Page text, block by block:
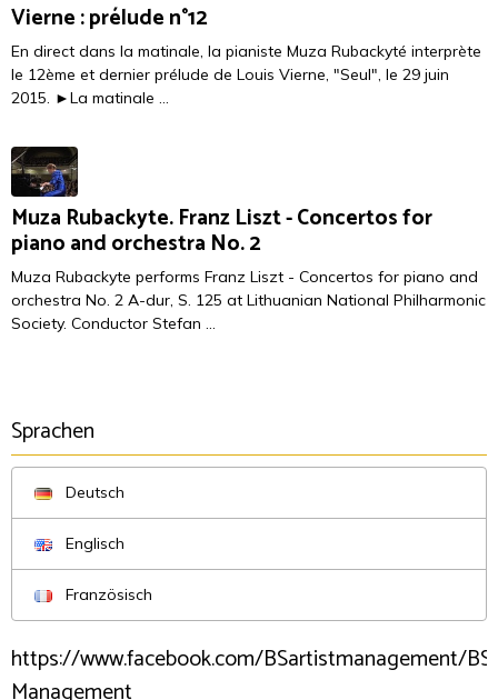
Vierne : prélude n°12
En direct dans la matinale, la pianiste Muza Rubackyté interprète
le 12ème et dernier prélude de Louis Vierne, "Seul", le 29 juin
2015. ►La matinale ...
Muza Rubackyte. Franz Liszt - Concertos for
piano and orchestra No. 2
Muza Rubackyte performs Franz Liszt - Concertos for piano and
orchestra No. 2 A-dur, S. 125 at Lithuanian National Philharmonic
Society. Conductor Stefan ...
Sprachen
Deutsch
Englisch
Französisch
https://www.facebook.com/BSartistmanagement/